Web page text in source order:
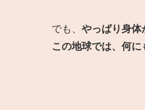
でも、 やっぱり身体
この地球では、何